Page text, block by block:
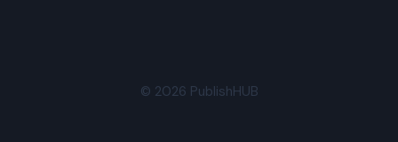
© 2026 PublishHUB